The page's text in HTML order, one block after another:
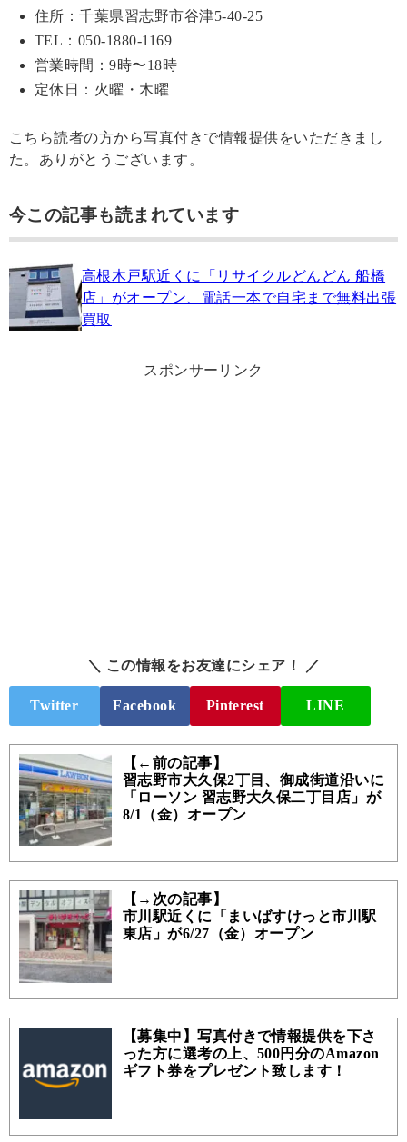
住所：千葉県習志野市谷津5-40-25
TEL：050-1880-1169
営業時間：9時〜18時
定休日：火曜・木曜
こちら読者の方から写真付きで情報提供をいただきまし
た。ありがとうございます。
今この記事も読まれています
高根木戸駅近くに「リサイクルどんどん 船橋
店」がオープン、電話一本で自宅まで無料出張
買取
スポンサーリンク
＼ この情報をお友達にシェア！ ／
Twitter Facebook Pinterest LINE
【←前の記事】
習志野市大久保2丁目、御成街道沿いに
「ローソン 習志野大久保二丁目店」が
8/1（金）オープン
【→次の記事】
市川駅近くに「まいばすけっと市川駅
東店」が6/27（金）オープン
【募集中】写真付きで情報提供を下さ
った方に選考の上、500円分のAmazon
ギフト券をプレゼント致します！